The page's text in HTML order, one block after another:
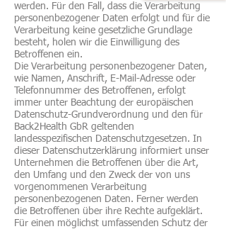
werden. Für den Fall, dass die Verarbeitung
personenbezogener Daten erfolgt und für die
Verarbeitung keine gesetzliche Grundlage
besteht, holen wir die Einwilligung des
Betroffenen ein.
Die Verarbeitung personenbezogener Daten,
wie Namen, Anschrift, E-Mail-Adresse oder
Telefonnummer des Betroffenen, erfolgt
immer unter Beachtung der europäischen
Datenschutz-Grundverordnung und den für
Back2Health GbR geltenden
landesspezifischen Datenschutzgesetzen. In
dieser Datenschutzerklärung informiert unser
Unternehmen die Betroffenen über die Art,
den Umfang und den Zweck der von uns
vorgenommenen Verarbeitung
personenbezogenen Daten. Ferner werden
die Betroffenen über ihre Rechte aufgeklärt.
Für einen möglichst umfassenden Schutz der